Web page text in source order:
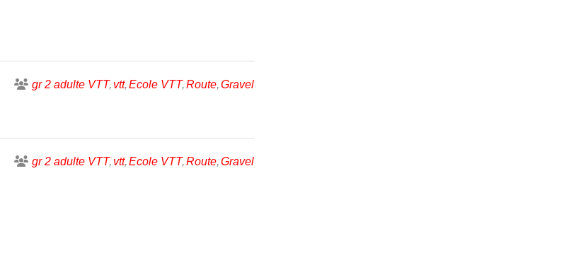
gr 2 adulte VTT vtt Ecole VTT Route Gravel
gr 2 adulte VTT vtt Ecole VTT Route Gravel